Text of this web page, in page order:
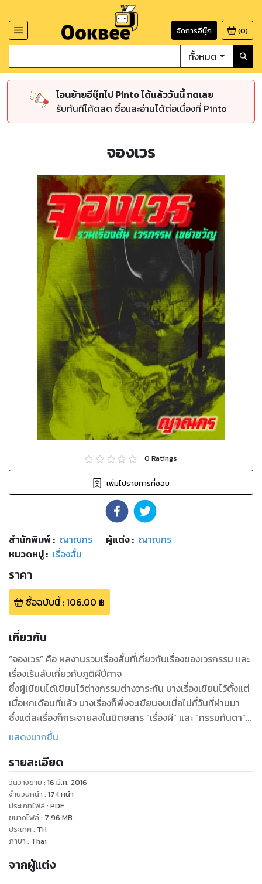
จัดการอีบุ๊ก (0)
ทั้งหมด
โอนย้ายอีบุ๊กไป Pinto ได้แล้ววันนี้ กดเลย
รับทันทีโค้ดลด ซื้อและอ่านได้ต่อเนื่องที่ Pinto
จองเวร
0 Ratings
เพิ่มไปรายการที่ชอบ
สำนักพิมพ์: ญาณกร ผู้แต่ง : ญาณกร
หมวดหมู่: เรื่องสั้น
ราคา
ซื้อฉบับนี้:106.00 ฿
เกี่ยวกับ
“จองเวร” คือ ผลงานรวมเรื่องสั้นที่เกี่ยวกับเรื่องของเวรกรรม และ
เรื่องเร้นลับเกี่ยวกับภูติผีปีศาจ
ซึ่งผู้เขียนได้เขียนไว้ต่างกรรมต่างวาระกัน บางเรื่องเขียนไว้ตั้งแต่
เมื่อหกเดือนที่แล้ว บางเรื่องก็พึ่งจะเขียนจบเมื่อไม่กี่วันที่ผ่านมา
ซึ่งแต่ละเรื่องก็กระจายลงในนิตยสาร “เรื่องผี” และ “กรรมทันตา”
แสดงมากขึ้น
รายละเอียด
วันวางขาย : 16 มี.ค. 2016
จำนวนหน้า : 174หน้า
ประเภทไฟล์: PDF
ขนาดไฟล์: 7.96 MB
ประเทศ: TH
ภาษา : Thai
จากผู้แต่ง